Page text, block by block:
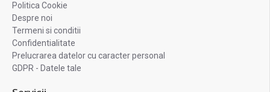
Politica Cookie
Despre noi
Termeni si conditii
Confidentialitate
Prelucrarea datelor cu caracter personal
GDPR - Datele tale